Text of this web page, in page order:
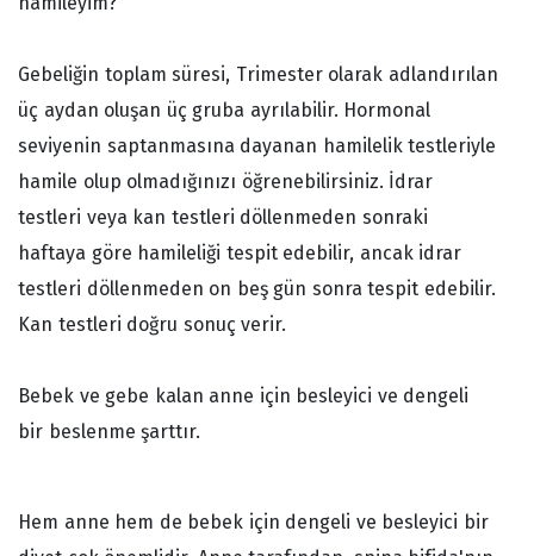
Gebeliğin toplam süresi, Trimester olarak adlandırılan
üç aydan oluşan üç gruba ayrılabilir. Hormonal
seviyenin saptanmasına dayanan hamilelik testleriyle
hamile olup olmadığınızı öğrenebilirsiniz. İdrar
testleri veya kan testleri döllenmeden sonraki
haftaya göre hamileliği tespit edebilir, ancak idrar
testleri döllenmeden on beş gün sonra tespit edebilir.
Kan testleri doğru sonuç verir.
Bebek ve gebe kalan anne için besleyici ve dengeli
bir beslenme şarttır.
Hem anne hem de bebek için dengeli ve besleyici bir